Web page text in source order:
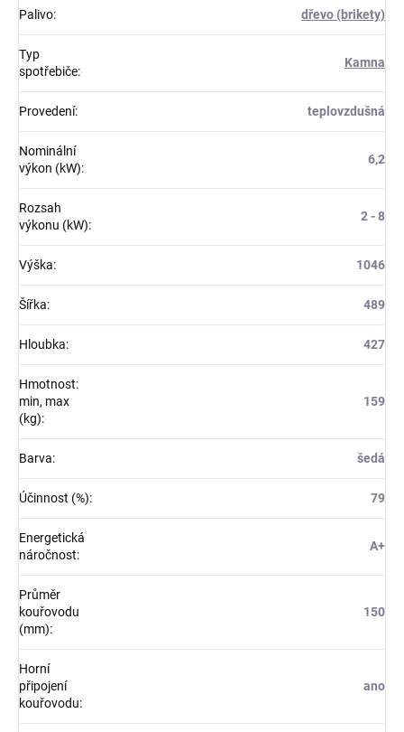
Palivo: dřevo (brikety)
Typ
spotřebiče:
Kamna
Provedení: teplovzdušná
Nominální
výkon (kW):
6,2
Rozsah
výkonu (kW):
2 - 8
Výška: 1046
Šířka: 489
Hloubka: 427
Hmotnost:
min, max
(kg):
159
Barva: šedá
Účinnost (%): 79
Energetická
náročnost:
A+
Průměr
kouřovodu
(mm):
150
Horní
připojení
kouřovodu:
ano